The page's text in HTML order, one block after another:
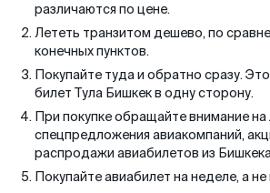
различаются по цене.
Лететь транзитом дешево, по
конечных пунктов.
Покупайте туда и обратно сразу.
билет Тула Бишкек в одну сторону.
При покупке обращайте внимание на
спецпредложения авиакомпаний,
распродажи авиабилетов из
Покупайте авиабилет на неделе, а